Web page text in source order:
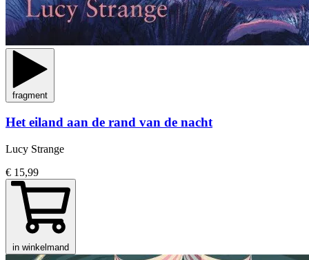
fragment
Het eiland aan de rand van de nacht
Lucy Strange
€ 15,99
in winkelmand